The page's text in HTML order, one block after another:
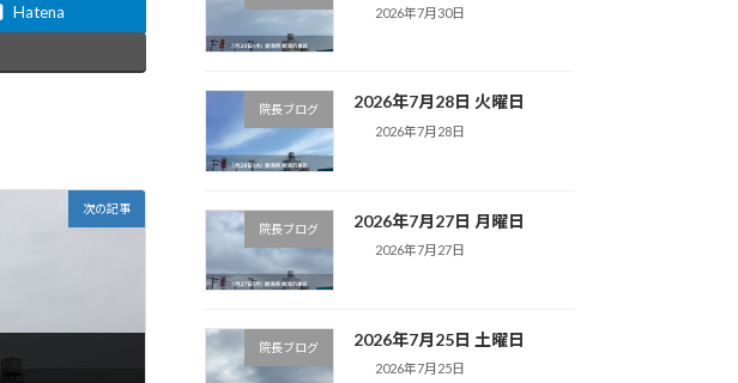
Hatena
次の記事
2026年7月30日
院長ブログ 2026年7月28日 火曜日
2026年7月28日
院長ブログ 2026年7月27日 月曜日
2026年7月27日
院長ブログ 2026年7月25日 土曜日
2026年7月25日